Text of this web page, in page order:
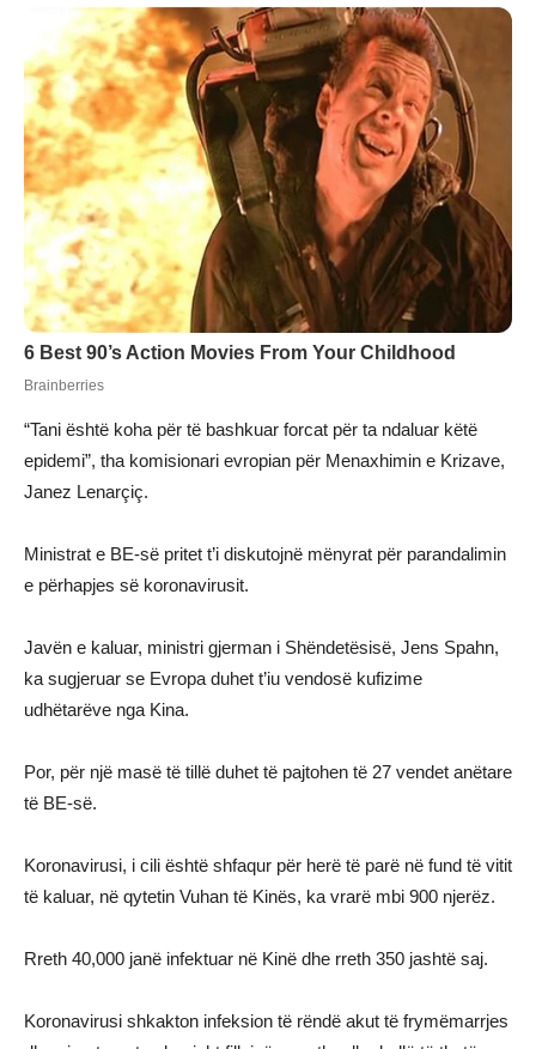
“Tani është koha për të bashkuar forcat për ta ndaluar këtë
epidemi”, tha komisionari evropian për Menaxhimin e Krizave,
Janez Lenarçiç.
Ministrat e BE-së pritet t’i diskutojnë mënyrat për parandalimin
e përhapjes së koronavirusit.
Javën e kaluar, ministri gjerman i Shëndetësisë, Jens Spahn,
ka sugjeruar se Evropa duhet t’iu vendosë kufizime
udhëtarëve nga Kina.
Por, për një masë të tillë duhet të pajtohen të 27 vendet anëtare
të BE-së.
Koronavirusi, i cili është shfaqur për herë të parë në fund të vitit
të kaluar, në qytetin Vuhan të Kinës, ka vrarë mbi 900 njerëz.
Rreth 40,000 janë infektuar në Kinë dhe rreth 350 jashtë saj.
Koronavirusi shkakton infeksion të rëndë akut të frymëmarrjes